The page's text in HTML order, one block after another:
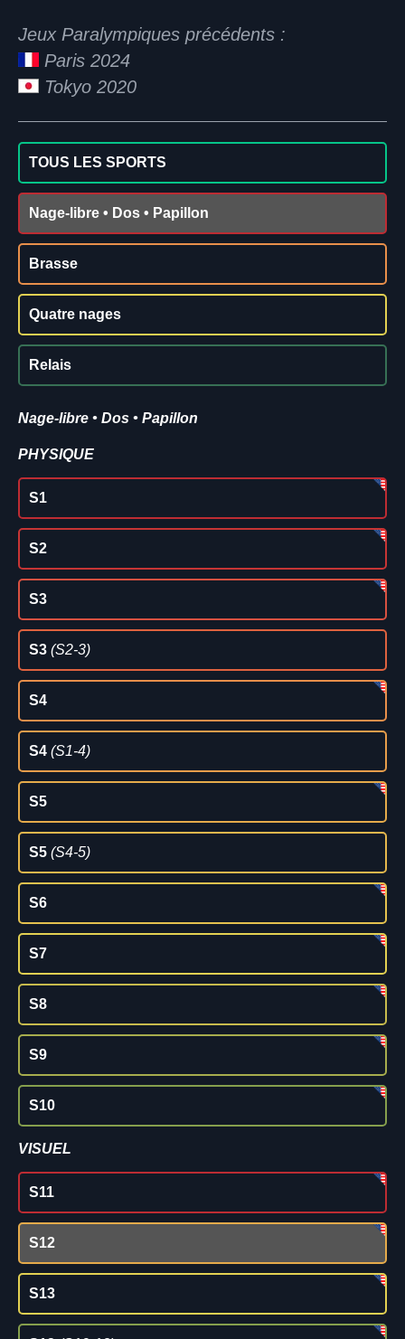
Jeux Paralympiques précédents :
Paris 2024
Tokyo 2020
TOUS LES SPORTS
Nage-libre • Dos • Papillon
Brasse
Quatre nages
Relais
Nage-libre • Dos • Papillon
PHYSIQUE
S1
S2
S3
S3 (S2-3)
S4
S4 (S1-4)
S5
S5 (S4-5)
S6
S7
S8
S9
S10
VISUEL
S11
S12
S13